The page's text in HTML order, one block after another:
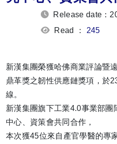
Release date：
Read ： 245
新漢集團榮獲哈佛商業評論暨
鼎革獎之韌性供應鏈獎項，於
線。
新漢集團旗下工業4.0事業部團
中心、資策會共同合作，
本次獲45位來自產官學醫的專